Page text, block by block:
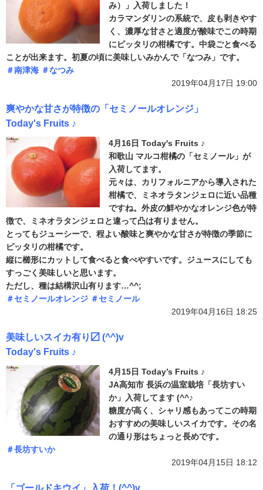
み）」入荷しました！
カラマンダリンの系統で、皮も剥きやす
く、濃厚な甘さと適度が酸味でこの時期
にピッタリの柑橘です。中袋ごと食べる
ことが出来ます。初夏の頃に美味しいみかんで「なつみ」です。
＃南津海 ＃なつみ
2019年04月17日 19:00
爽やかな甘さが特徴の「セミノールオレンジ」
Today's Fruits ♪
4月16日 Today's Fruits ♪
和歌山 マルコ柑橘の「セミノール」が
入荷してます。
元々は、カリフォルニアから導入された
柑橘で、ミネオラタンジェロに近い品種
ですね。外皮の鮮やかなオレンジ色が特
徴で、ミネオラタンジェロと違って凸は有りません。
とってもジューシーで、程よい酸味と爽やかな甘さが特徴の季節に
ピッタリの柑橘です。
縦に櫛形にカットして食べると食べやすいです。ジュースにしても
すっごく美味しいと思います。
ただし、種は結構沢山有ります…^^;
＃セミノールオレンジ ＃セミノール
2019年04月16日 18:25
美味しいスイカ有り〼 (^^)v
Today's Fruits ♪
4月15日 Today’s Fruits ♪
JA高知市 長浜の温室栽培「長坊すい
か」入荷してます (^^♪
糖度が高く、シャリ感もあってこの時期
おすすめの美味しいスイカです。その名
の通り形はちょっと長めです。
＃長坊すいか
2019年04月15日 18:12
「ゴールドキウイ」入荷！(^^)v